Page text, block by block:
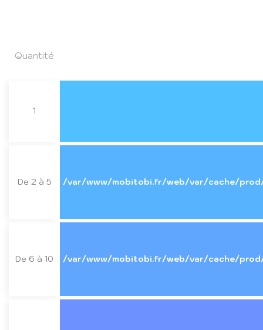
Quantité
1
De 2 à 5 /var/www/mobitobi.fr/web/var/cache/
De 6 à 10 /var/www/mobitobi.fr/web/var/cache/